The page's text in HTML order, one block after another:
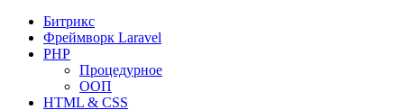
Битрикс
Фреймворк Laravel
PHP
Процедурное
ООП
HTML & CSS